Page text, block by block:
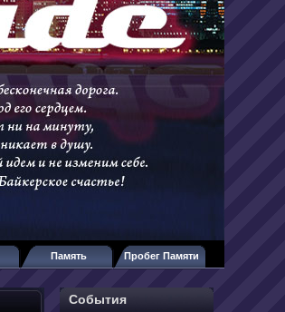
Память Пробег Памяти
События